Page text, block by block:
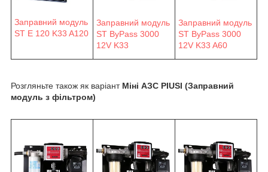
Заправний модуль
ST E 120 K33 A120
Заправний модуль
ST ByPass 3000
12V K33
Заправний модуль
ST ByPass 3000
12V K33 A60
Розгляньте також як варіант Міні АЗС PIUSI (Заправний
модуль з фільтром)